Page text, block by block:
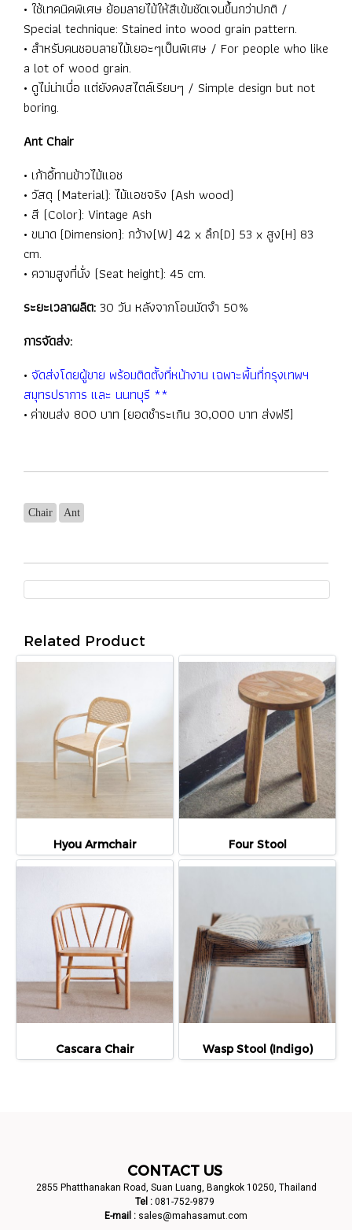
• ใช้เทคนิคพิเศษ ย้อมลายไม้ให้สีเข้มชัดเจนขึ้นกว่าปกติ /
Special technique: Stained into wood grain pattern.
• สำหรับคนชอบลายไม้เยอะๆเป็นพิเศษ / For people who like
a lot of wood grain.
• ดูไม่น่าเบื่อ แต่ยังคงสไตล์เรียบๆ / Simple design but not
boring.
Ant Chair
• เก้าอี้ทานข้าวไม้แอช
• วัสดุ (Material): ไม้แอชจริง (Ash wood)
• สี (Color): Vintage Ash
• ขนาด (Dimension): กว้าง(W) 42 x ลึก(D) 53 x สูง(H) 83
cm.
• ความสูงที่นั่ง (Seat height): 45 cm.
ระยะเวลาผลิต: 30 วัน หลังจากโอนมัดจำ 50%
การจัดส่ง:
• จัดส่งโดยผู้ขาย พร้อมติดตั้งที่หน้างาน เฉพาะพื้นที่กรุงเทพฯ
สมุทรปราการ และ นนทบุรี **
• ค่าขนส่ง 800 บาท (ยอดชำระเกิน 30,000 บาท ส่งฟรี]
Chair Ant
Related Product
Hyou Armchair Four Stool
Cascara Chair Wasp Stool (Indigo)
CONTACT US
2855 Phatthanakan Road, Suan Luang, Bangkok 10250, Thailand
Tel : 081-752-9879
E-mail : sales@mahasamut.com